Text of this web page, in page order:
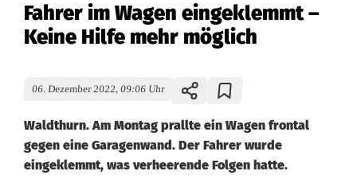
Fahrer im Wagen eingeklemmt –
Keine Hilfe mehr möglich
06. Dezember 2022, 09:06 Uhr
Waldthurn. Am Montag prallte ein Wagen frontal
gegen eine Garagenwand. Der Fahrer wurde
eingeklemmt, was verheerende Folgen hatte.